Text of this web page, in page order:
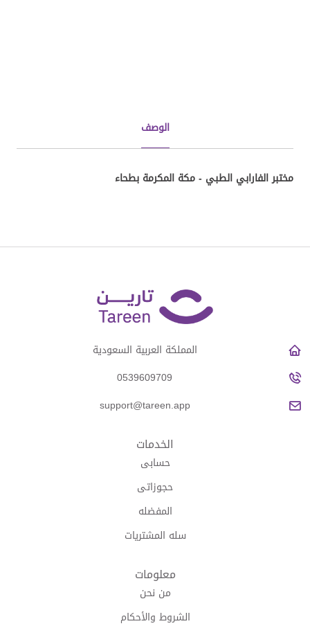
الوصف
مختبر الفارابي الطبي - مكة المكرمة بطحاء
المملكة العربية السعودية
0539609709
support@tareen.app
الخدمات
حسابى
حجوزاتى
المفضله
سله المشتريات
معلومات
من نحن
الشروط والأحكام